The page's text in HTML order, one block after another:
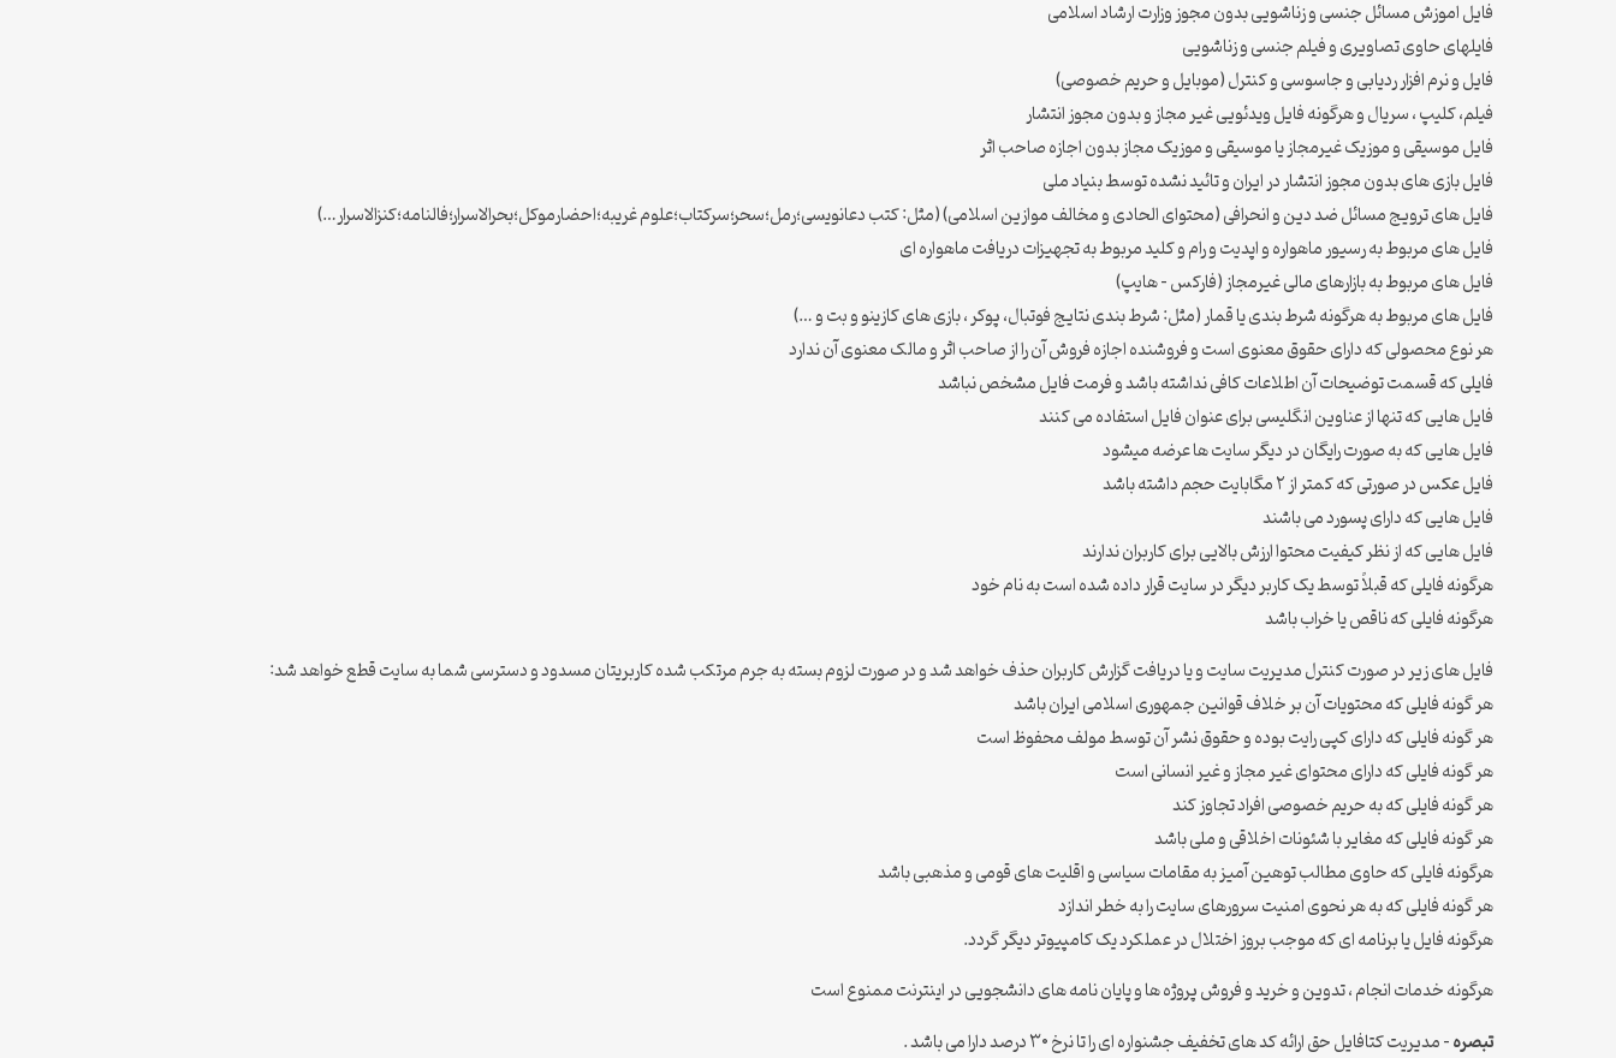
فایل اموزش مسائل جنسی و زناشویی بدون مجوز وزارت ارشاد اسلامی
فایلهای حاوی تصاویری و فیلم جنسی و زناشویی
فایل و نرم افزار ردیابی و جاسوسی و کنترل (موبایل و حریم خصوصی)
فیلم، کلیپ ، سریال و هرگونه فایل ویدئویی غیر مجاز و بدون مجوز انتشار
فایل موسیقی و موزیک غیرمجاز یا موسیقی و موزیک مجاز بدون اجازه صاحب اثر
فایل بازی های بدون مجوز انتشار در ایران و تائید نشده توسط بنیاد ملی
فایل های ترویج مسائل ضد دین و انحرافی (محتوای الحادی و مخالف موازین اسلامی) (مثل: کتب دعانویسی؛رمل؛سحر؛سرکتاب؛علوم غریبه؛احضارموکل؛بحرالاسرار؛فالنامه؛کنزالاسرار…)
فایل های مربوط به رسیور ماهواره و اپدیت و رام و کلید مربوط به تجهیزات دریافت ماهواره ای
فایل های مربوط به بازارهای مالی غیرمجاز (فارکس – هایپ)
فایل های مربوط به هرگونه شرط بندی یا قمار (مثل: شرط بندی نتایج فوتبال، پوکر ، بازی های کازینو و بت و …)
هر نوع محصولی که دارای حقوق معنوی است و فروشنده اجازه فروش آن را از صاحب اثر و مالک معنوی آن ندارد
فایلی که قسمت توضیحات آن اطلاعات کافی نداشته باشد و فرمت فایل مشخص نباشد
فایل هایی که تنها از عناوین انگلیسی برای عنوان فایل استفاده می کنند
فایل هایی که به صورت رایگان در دیگر سایت ها عرضه میشود
فایل عکس در صورتی که کمتر از ۲ مگابایت حجم داشته باشد
فایل هایی که دارای پسورد می باشند
فایل هایی که از نظر کیفیت محتوا ارزش بالایی برای کاربران ندارند
هرگونه فایلی که قبلاً توسط یک کاربر دیگر در سایت قرار داده شده است به نام خود
هرگونه فایلی که ناقص یا خراب باشد
فایل های زیر در صورت کنترل مدیریت سایت و یا دریافت گزارش کاربران حذف خواهد شد و در صورت لزوم بسته به جرم مرتکب شده کاربریتان مسدود و دسترسی شما به سایت قطع خواهد شد:
هر گونه فایلی که محتویات آن بر خلاف قوانین جمهوری اسلامی ایران باشد
هر گونه فایلی که دارای کپی رایت بوده و حقوق نشر آن توسط مولف محفوظ است
هر گونه فایلی که دارای محتوای غیر مجاز و غیر انسانی است
هر گونه فایلی که به حریم خصوصی افراد تجاوز کند
هر گونه فایلی که مغایر با شئونات اخلاقی و ملی باشد
هرگونه فایلی که حاوی مطالب توهین آمیز به مقامات سیاسی و اقلیت های قومی و مذهبی باشد
هر گونه فایلی که به هر نحوی امنیت سرورهای سایت را به خطر اندازد
هرگونه فایل یا برنامه ای که موجب بروز اختلال در عملکرد یک کامپیوتر دیگر گردد.
هرگونه خدمات انجام ، تدوین و خرید و فروش پروژه ها و پایان نامه های دانشجویی در اینترنت ممنوع است
تبصره– مدیریت کتافایل حق ارائه کد های تخفیف جشنواره ای را تا نرخ ۳۰ درصد دارا می باشد .